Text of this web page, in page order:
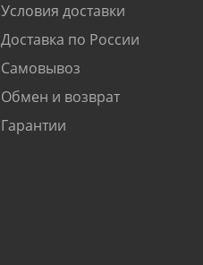
Условия доставки
Доставка по России
Самовывоз
Обмен и возврат
Гарантии